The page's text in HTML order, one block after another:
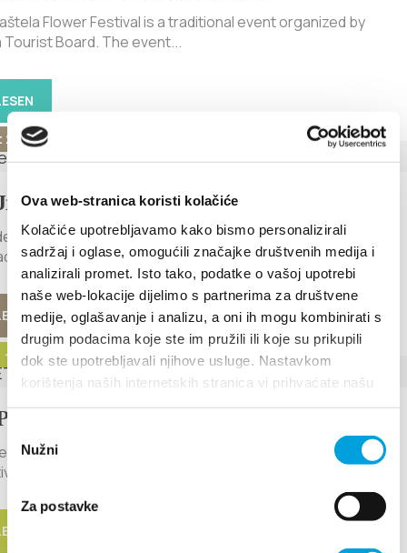
Ova web-stranica koristi kolačiće
Kolačiće upotrebljavamo kako bismo personalizirali
sadržaj i oglase, omogućili značajke društvenih medija i
analizirali promet. Isto tako, podatke o vašoj upotrebi
naše web-lokacije dijelimo s partnerima za društvene
medije, oglašavanje i analizu, a oni ih mogu kombinirati s
drugim podacima koje ste im pružili ili koje su prikupili
dok ste upotrebljavali njihove usluge. Nastavkom
korištenja naših internetskih stranica vi prihvaćate našu
pristanka
Nužni
Za postavke
Flower Festival is a traditional event organized by
Tourist Board. The event...
2024
the Stars
the Stars** August 16, 2024, Friday, 9:00 PM Kaštel Stari,
Enjoy a magical...
- 1. September 2023
SPÄZIERGÄNGE
von Kaštela organisiert drei thematische,
Spaziergänge...